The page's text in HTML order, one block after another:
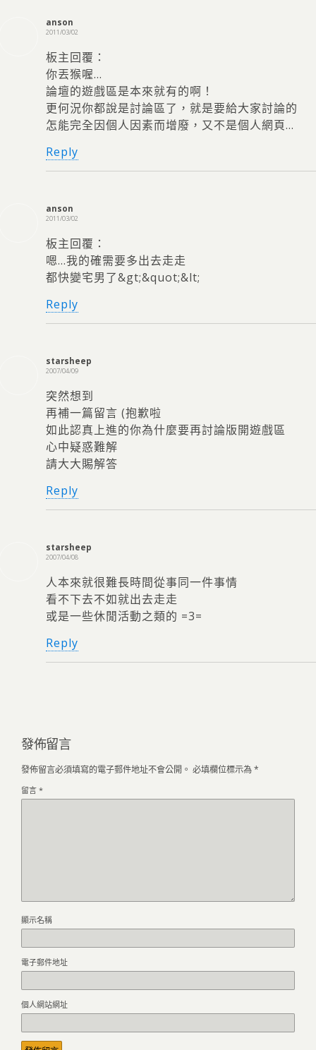
anson
2011/03/02
板主回覆：
你丟猴喔…
論壇的遊戲區是本來就有的啊！
更何況你都說是討論區了，就是要給大家討論的
怎能完全因個人因素而增廢，又不是個人網頁…
Reply
anson
2011/03/02
板主回覆：
嗯…我的確需要多出去走走
都快變宅男了&gt;&quot;&lt;
Reply
starsheep
2007/04/09
突然想到
再補一篇留言 (抱歉啦
如此認真上進的你為什麼要再討論版開遊戲區
心中疑惑難解
請大大賜解答
Reply
starsheep
2007/04/08
人本來就很難長時間從事同一件事情
看不下去不如就出去走走
或是一些休閒活動之類的 =3=
Reply
發佈留言
發佈留言必須填寫的電子郵件地址不會公開。 必填欄位標示為*
留言 *
顯示名稱
電子郵件地址
個人網站網址